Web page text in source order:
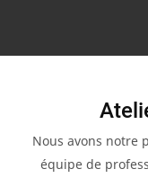
Nous avons notre
équipe de